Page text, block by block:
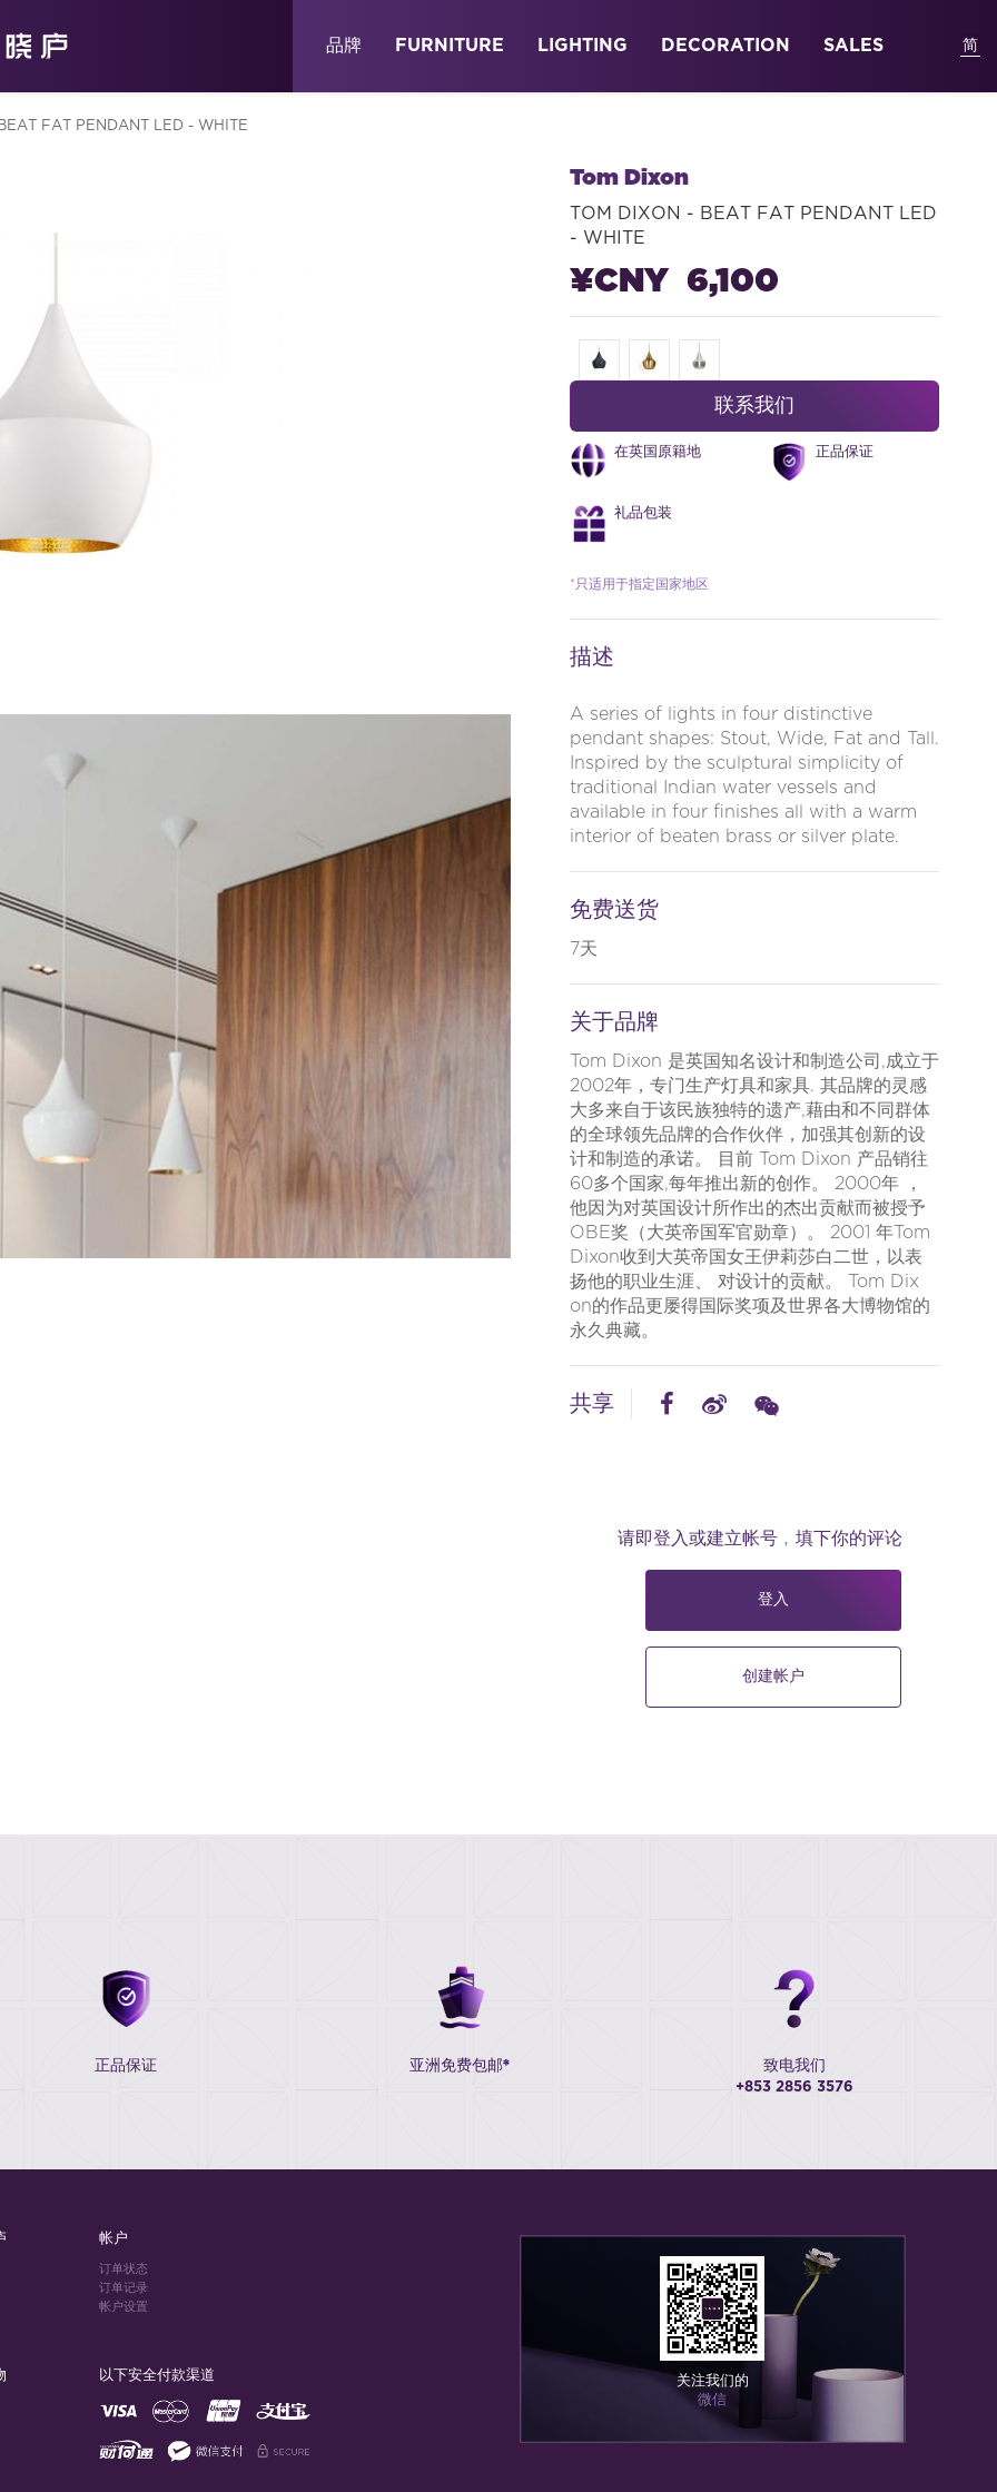
品牌 FURNITURE LIGHTING DECORATION SALES
FAT PENDANT LED - WHITE
Tom Dixon
TOM DIXON - BEAT FAT PENDANT LED
- WHITE
¥CNY 6,100
联系我们
在英国原籍地 正品保证
礼品包装
*只适用于指定国家地区
描述
A series of lights in four distinctive
pendant shapes: Stout, Wide, Fat and Tall.
Inspired by the sculptural simplicity of
traditional Indian water vessels and
available in four finishes all with a warm
interior of beaten brass or silver plate.
免费送货
7天
关于品牌
Tom Dix​​on 是英国知名设计和制造公司,成立于
2002年，专门生产灯具和家具. 其品牌的灵感
大多来自于该民族独特的遗产,藉由和不同群体
的全球领先品牌的合作伙伴，加强其创新的设
计和制造的承诺。 目前 Tom Dix​​on 产品销往
60多个国家,每年推出新的创作。 2000年 ，
他因为对英国设计所作出的杰出贡献而被授予
OBE奖（大英帝国军官勋章）。 2001 年Tom
Dix​​on收到大英帝国女王伊莉莎白二世，以表
扬他的职业生涯、 对设计的贡献。 Tom Dix​​
on的作品更屡得国际奖项及世界各大博物馆的
永久典藏。
共享
请即登入或建立帐号﹐填下你的评论
登入
创建帐户
正品保证 亚洲免费包邮* 致电我们
+853 2856 3576
帐户
订单状态
订单记录
帐户设置
以下安全付款渠道
关注我们的
微信